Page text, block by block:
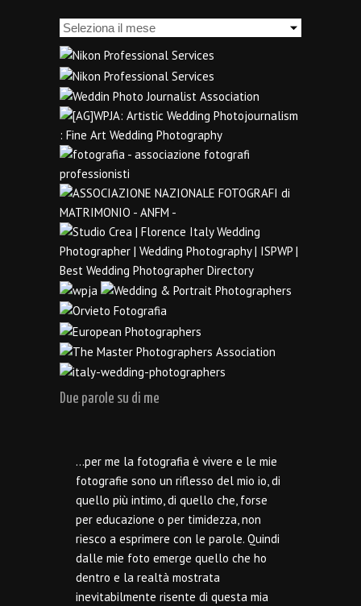
Archivi
Due parole su di me
…per me la fotografia è vivere e le mie
fotografie sono un riflesso del mio io, di
quello più intimo, di quello che, forse
per educazione o per timidezza, non
riesco a esprimere con le parole. Quindi
dalle mie foto emerge quello che ho
dentro e la realtà mostrata
inevitabilmente risente di questa mia